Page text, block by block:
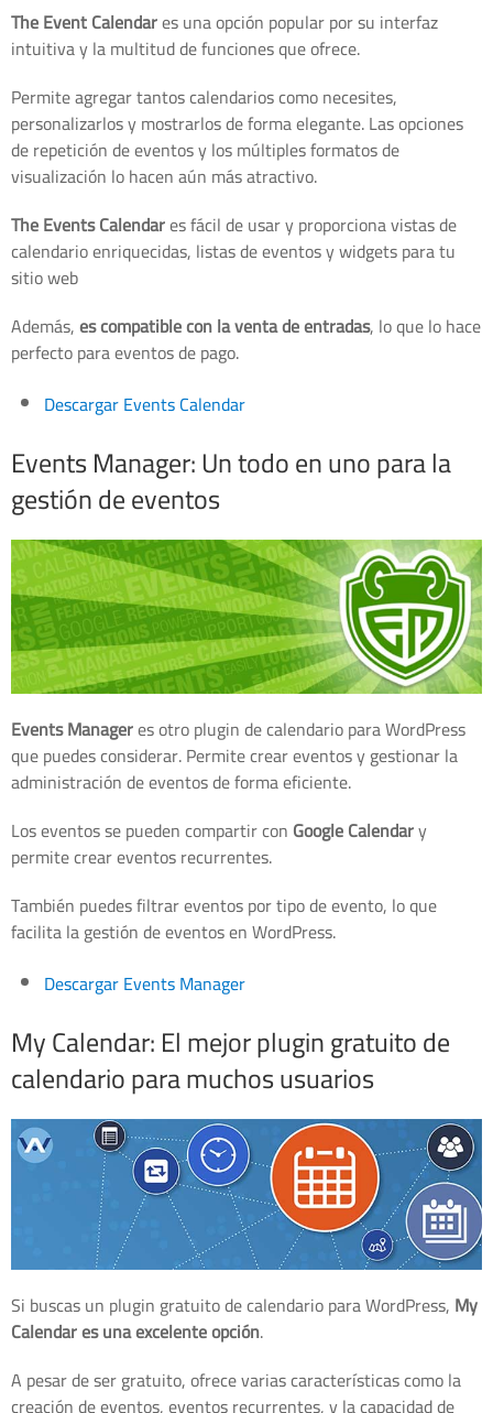
The Event Calendares una opción popular por su interfaz
intuitiva y la multitud de funciones que ofrece.
Permite agregar tantos calendarios como necesites,
personalizarlos y mostrarlos de forma elegante. Las opciones
de repetición de eventos y los múltiples formatos de
visualización lo hacen aún más atractivo.
The Events Calendares fácil de usar y proporciona vistas de
calendario enriquecidas, listas de eventos y widgets para tu
sitio web
Además,es compatible con la venta de entradas, lo que lo hace
perfecto para eventos de pago.
Descargar Events Calendar
Events Manager: Un todo en uno para la
gestión de eventos
Events Manageres otro plugin de calendario para WordPress
que puedes considerar. Permite crear eventos y gestionar la
administración de eventos de forma eficiente.
Los eventos se pueden compartir con Google Calendary
permite crear eventos recurrentes.
También puedes filtrar eventos por tipo de evento, lo que
facilita la gestión de eventos en WordPress.
Descargar Events Manager
My Calendar: El mejor plugin gratuito de
calendario para muchos usuarios
Si buscas un plugin gratuito de calendario para WordPress, My
Calendar es una excelente opción.
A pesar de ser gratuito, ofrece varias características como la